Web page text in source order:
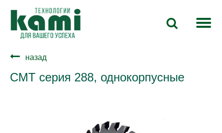
назад
CMT cерия 288, однокорпусные